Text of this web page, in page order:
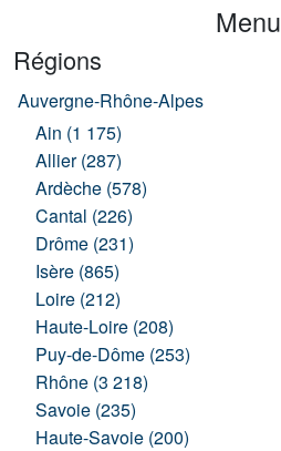
Menu
Régions
Auvergne-Rhône-Alpes
Ain (1 175)
Allier (287)
Ardèche (578)
Cantal (226)
Drôme (231)
Isère (865)
Loire (212)
Haute-Loire (208)
Puy-de-Dôme (253)
Rhône (3 218)
Savoie (235)
Haute-Savoie (200)